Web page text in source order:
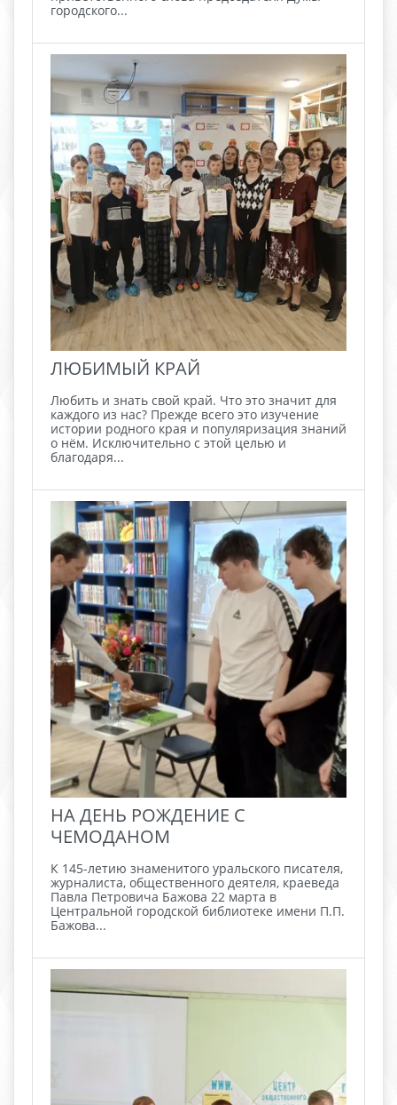
городского...
ЛЮБИМЫЙ КРАЙ
Любить и знать свой край. Что это значит для
каждого из нас? Прежде всего это изучение
истории родного края и популяризация знаний
о нём. Исключительно с этой целью и
благодаря...
НА ДЕНЬ РОЖДЕНИЕ С
ЧЕМОДАНОМ
К 145-летию знаменитого уральского писателя,
журналиста, общественного деятеля, краеведа
Павла Петровича Бажова 22 марта в
Центральной городской библиотеке имени П.П.
Бажова...